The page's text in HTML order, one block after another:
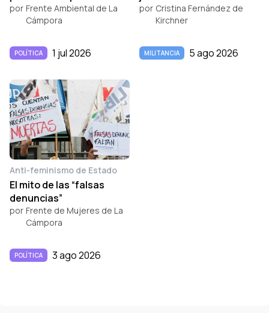
por Frente Ambiental de La
Cámpora
POLÍTICA 1 jul 2026
por Cristina Fernández de
Kirchner
MILITANCIA 5 ago 2026
Anti-feminismo de Estado
El mito de las “falsas
denuncias”
por Frente de Mujeres de La
Cámpora
POLÍTICA 3 ago 2026